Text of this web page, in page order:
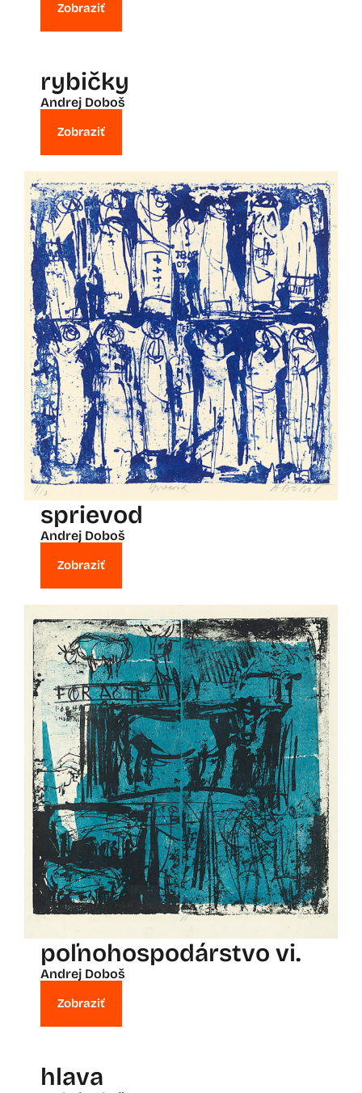
Zobraziť
rybičky
Andrej Doboš
Zobraziť
sprievod
Andrej Doboš
Zobraziť
poľnohospodárstvo vi.
Andrej Doboš
Zobraziť
hlava